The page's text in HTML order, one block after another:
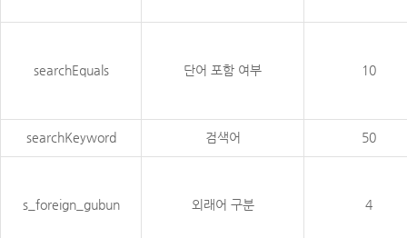
searchEquals 단어 포함 여부 10
searchKeyword 검색어 50
s_foreign_gubun 외래어 구분 4